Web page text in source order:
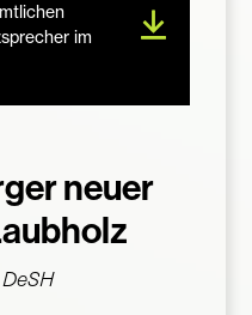
im
neuer